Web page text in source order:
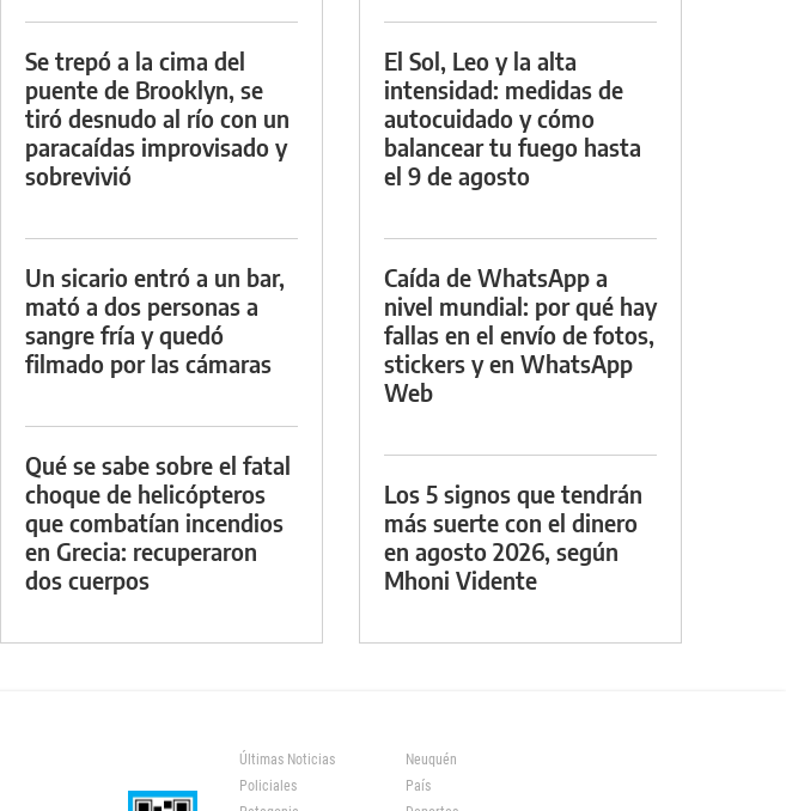
Se trepó a la cima del
puente de Brooklyn, se
tiró desnudo al río con un
paracaídas improvisado y
sobrevivió
Un sicario entró a un bar,
mató a dos personas a
sangre fría y quedó
filmado por las cámaras
Qué se sabe sobre el fatal
choque de helicópteros
que combatían incendios
en Grecia: recuperaron
dos cuerpos
El Sol, Leo y la alta
intensidad: medidas de
autocuidado y cómo
balancear tu fuego hasta
el 9 de agosto
Caída de WhatsApp a
nivel mundial: por qué hay
fallas en el envío de fotos,
stickers y en WhatsApp
Web
Los 5 signos que tendrán
más suerte con el dinero
en agosto 2026, según
Mhoni Vidente
Últimas Noticias
Neuquén
Policiales
País